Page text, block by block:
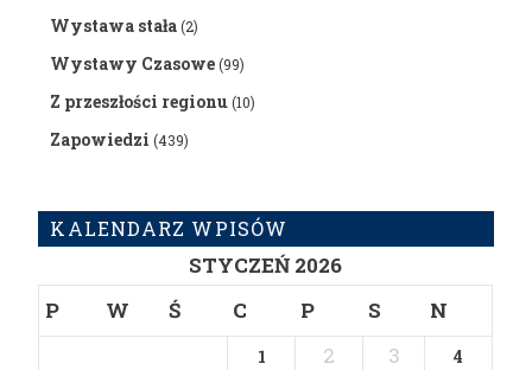
Wystawa stała(2)
Wystawy Czasowe(99)
Z przeszłości regionu(10)
Zapowiedzi (439)
KALENDARZ WPISÓW
STYCZEŃ 2026
P
W Ś C P S N
1 2 3 4